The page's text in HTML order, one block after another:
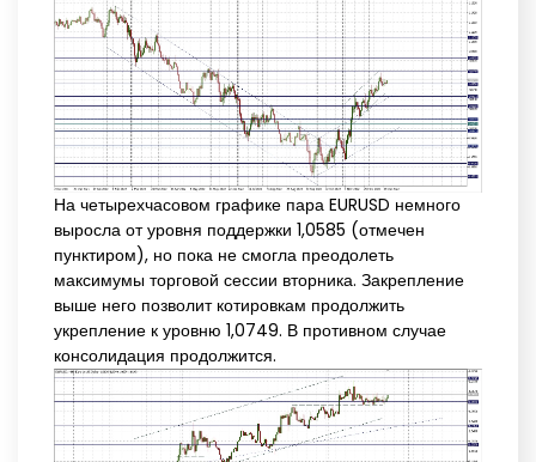
На четырехчасовом графике пара EURUSD немного
выросла от уровня поддержки 1,0585 (отмечен
пунктиром), но пока не смогла преодолеть
максимумы торговой сессии вторника. Закрепление
выше него позволит котировкам продолжить
укрепление к уровню 1,0749. В противном случае
консолидация продолжится.